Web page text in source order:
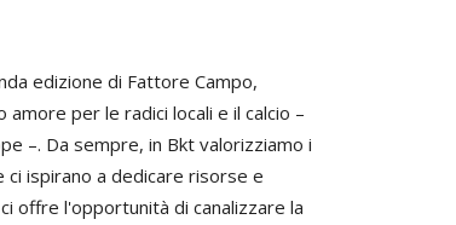
edizione di Fattore Campo,
per le radici locali e il calcio –
–. Da sempre, in Bkt valorizziamo i
ispirano a dedicare risorse e
offre l'opportunità di canalizzare la